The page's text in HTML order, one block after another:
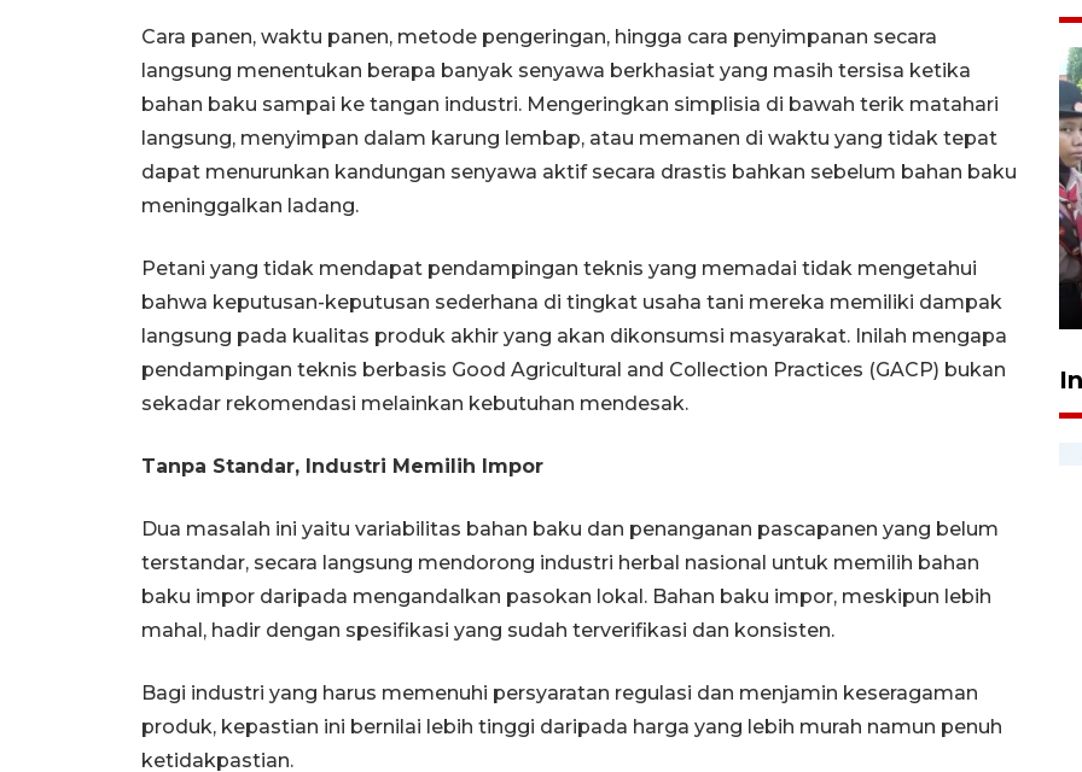
Cara panen, waktu panen, metode pengeringan, hingga cara penyimpanan secara
langsung menentukan berapa banyak senyawa berkhasiat yang masih tersisa ketika
bahan baku sampai ke tangan industri. Mengeringkan simplisia di bawah terik matahari
langsung, menyimpan dalam karung lembap, atau memanen di waktu yang tidak tepat
dapat menurunkan kandungan senyawa aktif secara drastis bahkan sebelum bahan baku
meninggalkan ladang.
Petani yang tidak mendapat pendampingan teknis yang memadai tidak mengetahui
bahwa keputusan-keputusan sederhana di tingkat usaha tani mereka memiliki dampak
langsung pada kualitas produk akhir yang akan dikonsumsi masyarakat. Inilah mengapa
pendampingan teknis berbasis Good Agricultural and Collection Practices (GACP) bukan
sekadar rekomendasi melainkan kebutuhan mendesak.
Tanpa Standar, Industri Memilih Impor
Dua masalah ini yaitu variabilitas bahan baku dan penanganan pascapanen yang belum
terstandar, secara langsung mendorong industri herbal nasional untuk memilih bahan
baku impor daripada mengandalkan pasokan lokal. Bahan baku impor, meskipun lebih
mahal, hadir dengan spesifikasi yang sudah terverifikasi dan konsisten.
Bagi industri yang harus memenuhi persyaratan regulasi dan menjamin keseragaman
produk, kepastian ini bernilai lebih tinggi daripada harga yang lebih murah namun penuh
ketidakpastian.
Jawa Timur
5 Agustus 2026 19:09